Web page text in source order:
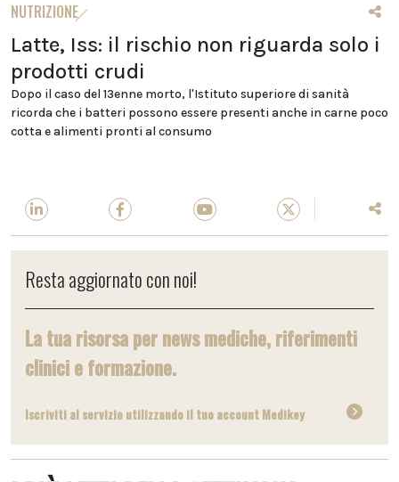
NUTRIZIONE
Latte, Iss: il rischio non riguarda solo i
prodotti crudi
Dopo il caso del 13enne morto, l'Istituto superiore di sanità
ricorda che i batteri possono essere presenti anche in carne poco
cotta e alimenti pronti al consumo
Resta aggiornato con noi!
La tua risorsa per news mediche, riferimenti
clinici e formazione.
Iscriviti al servizio utilizzando il tuo account Medikey